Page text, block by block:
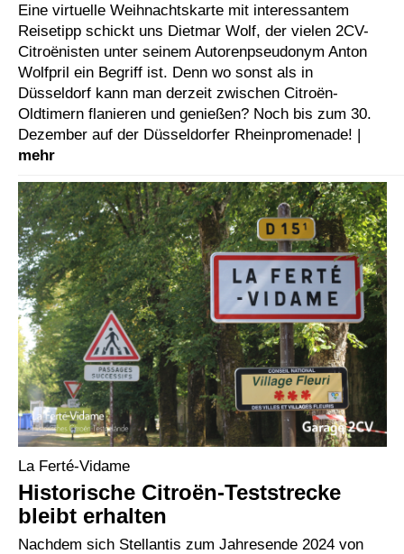
Eine virtuelle Weihnachtskarte mit interessantem
Reisetipp schickt uns Dietmar Wolf, der vielen 2CV-
Citroënisten unter seinem Autorenpseudonym Anton
Wolfpril ein Begriff ist. Denn wo sonst als in
Düsseldorf kann man derzeit zwischen Citroën-
Oldtimern flanieren und genießen? Noch bis zum 30.
Dezember auf der Düsseldorfer Rheinpromenade! |
mehr
La Ferté-Vidame
Historische Citroën-Teststrecke
bleibt erhalten
Nachdem sich Stellantis zum Jahresende 2024 von